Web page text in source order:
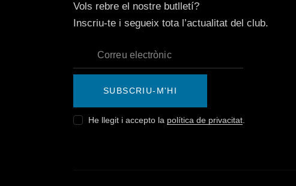
Vols rebre el nostre butlletí?
Inscriu-te i segueix tota l’actualitat del club.
SUBSCRIU-M'HI
He llegit i accepto la política de privacitat.